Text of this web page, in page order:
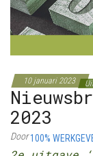
10 januari 2023
2023
Door100%